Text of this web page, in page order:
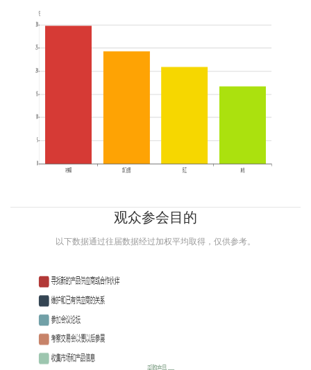
观众参会目的
以下数据通过往届数据经过加权平均取得，仅供参考。